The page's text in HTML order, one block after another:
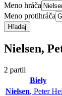
Meno hráča
Meno protihráča
Hľadaj
Nielsen,
2 partii
Biely
Nielsen, Peter